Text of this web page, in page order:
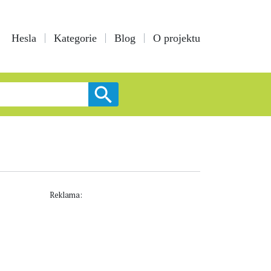
Hesla Kategorie Blog O projektu
Reklama: